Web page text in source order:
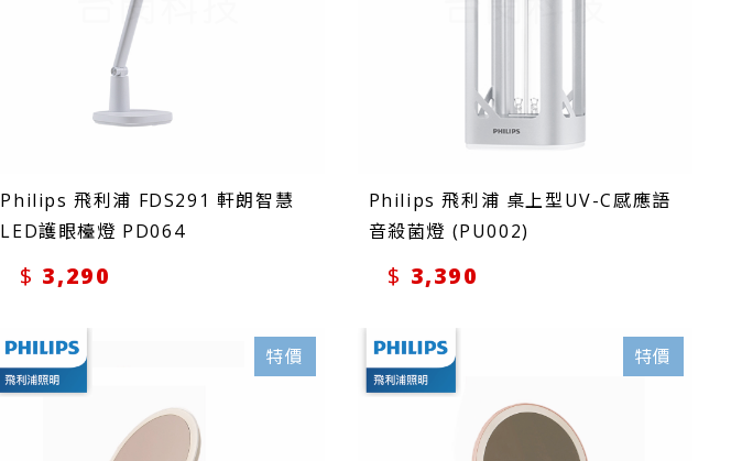
Philips 飛利浦 FDS291 軒朗智慧
LED護眼檯燈 PD064
3,290
Philips 飛利浦 桌上型UV-C感應語
音殺菌燈 (PU002)
3,390
特價 特價